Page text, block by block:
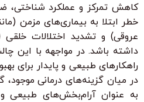
کاهش تمرکز و عملکرد
خطر ابتلا به بیماری‌های مزمن
عروقی) و تشدید اختلالات
داشته باشد. در مواجهه با این
راهکارهای طبیعی و پایدار برای
در میان گزینه‌های درمانی
به عنوان آرام‌بخش‌های طبیعی